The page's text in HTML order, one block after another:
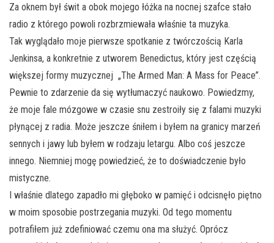
Za oknem był świt a obok mojego łóżka na nocnej szafce stało
radio z którego powoli rozbrzmiewała właśnie ta muzyka.
Tak wyglądało moje pierwsze spotkanie z twórczością Karla
Jenkinsa, a konkretnie z utworem Benedictus, który jest częścią
większej formy muzycznej „The Armed Man: A Mass for Peace”.
Pewnie to zdarzenie da się wytłumaczyć naukowo. Powiedzmy,
że moje fale mózgowe w czasie snu zestroiły się z falami muzyki
płynącej z radia. Może jeszcze śniłem i byłem na granicy marzeń
sennych i jawy lub byłem w rodzaju letargu. Albo coś jeszcze
innego. Niemniej mogę powiedzieć, że to doświadczenie było
mistyczne.
I właśnie dlatego zapadło mi głęboko w pamięć i odcisnęło piętno
w moim sposobie postrzegania muzyki. Od tego momentu
potrafiłem już zdefiniować czemu ona ma służyć. Oprócz